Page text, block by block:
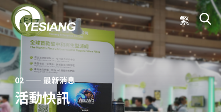
繁
02 —— 最新消息
活動快訊